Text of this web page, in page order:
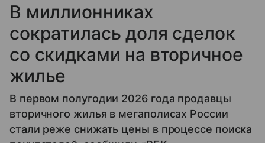
В миллионниках
сократилась доля сделок
со скидками на вторичное
жилье
В первом полугодии 2026 года продавцы
вторичного жилья в мегаполисах России
стали реже снижать цены в процессе поиска